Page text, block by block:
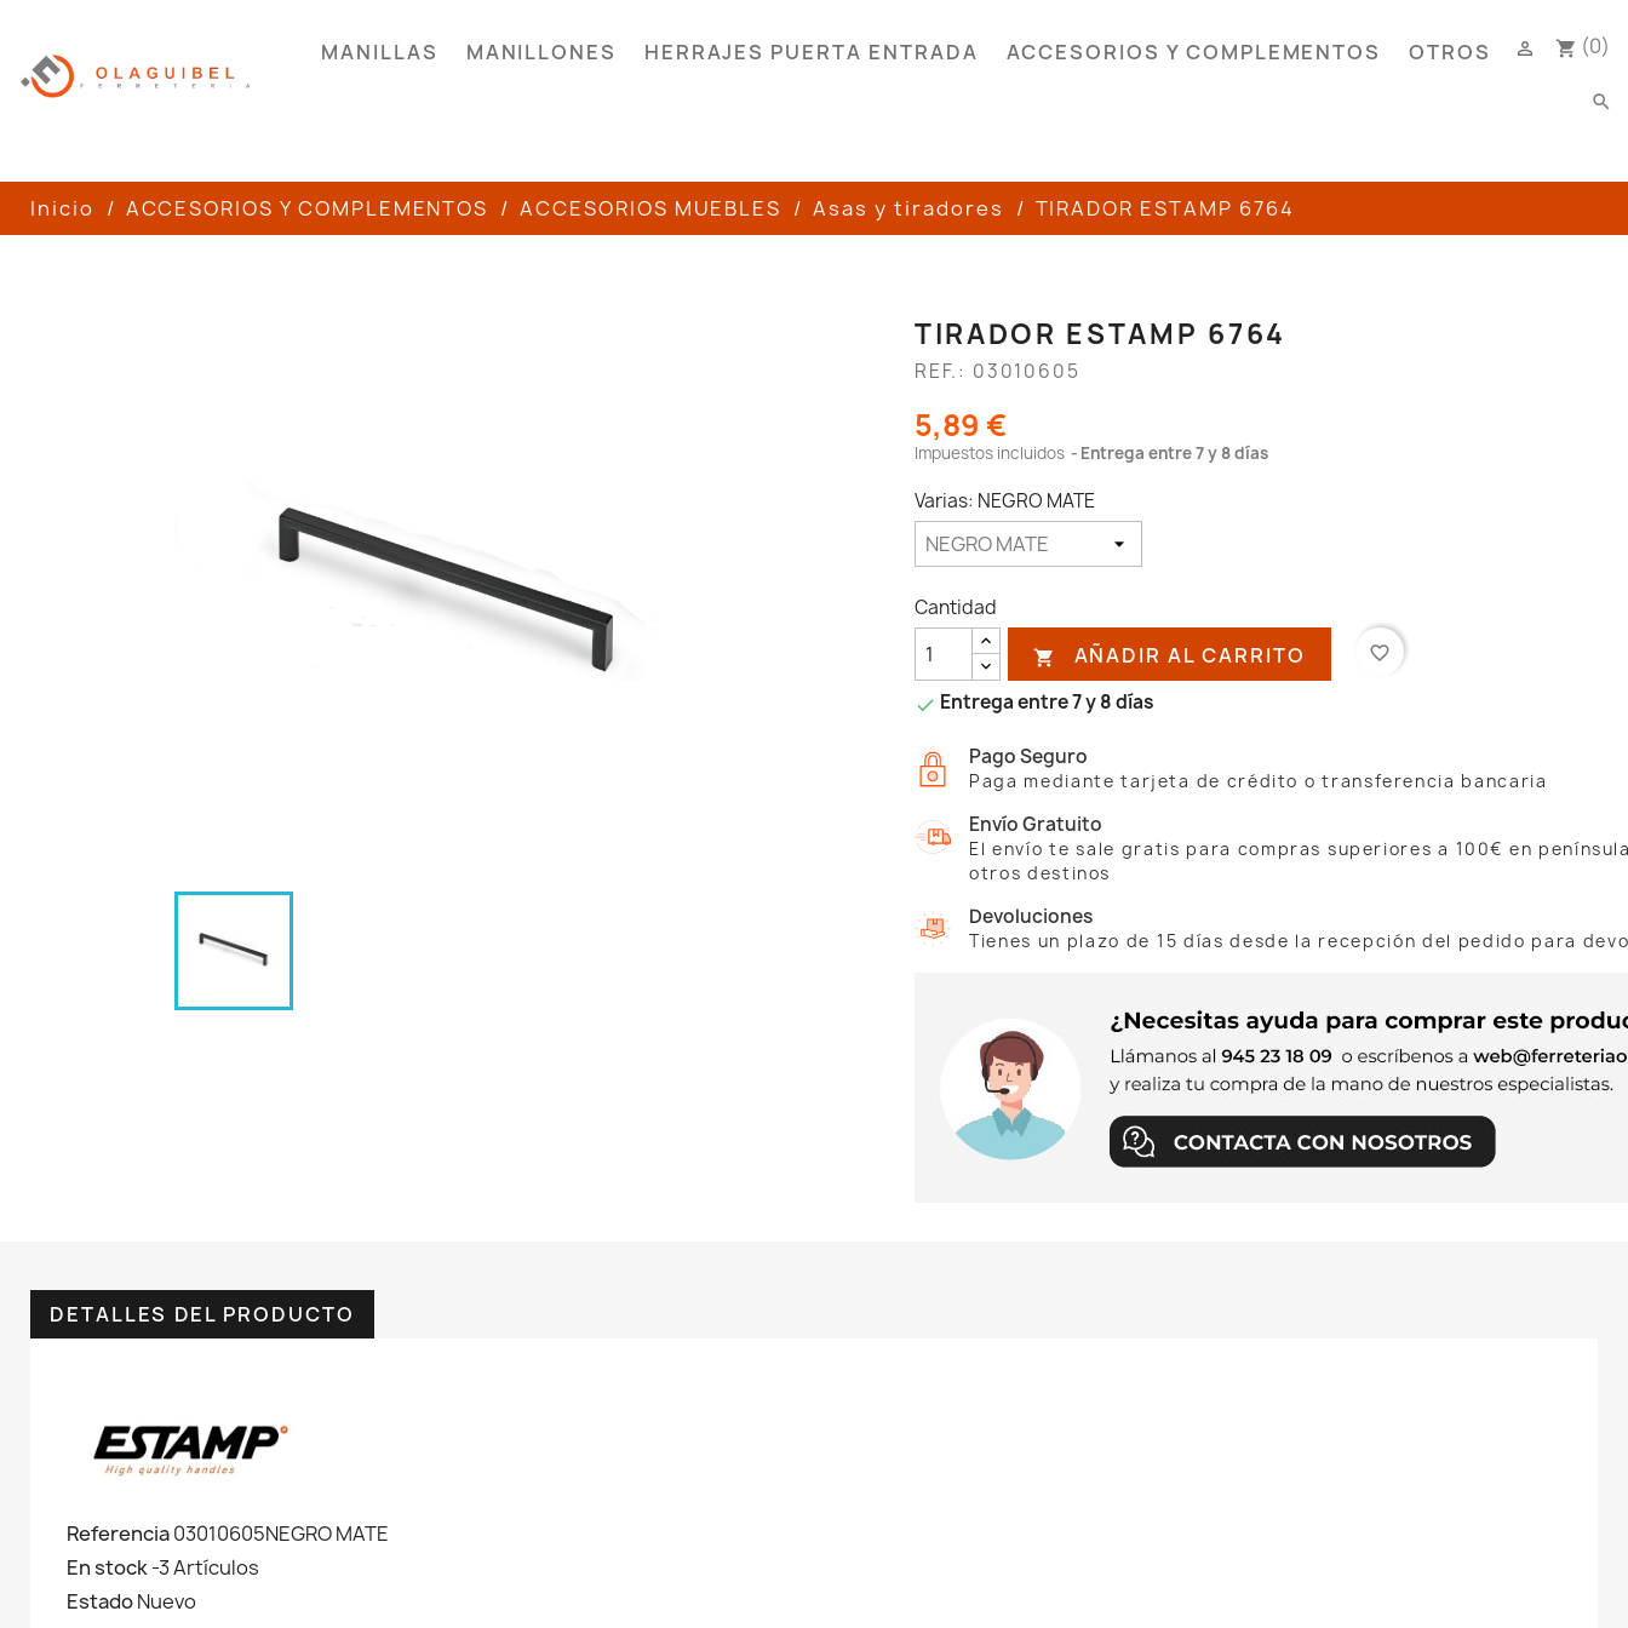
MANILLAS MANILLONES HERRAJES PUERTA ENTRADA ACCESORIOS Y COMPLEMENTOS OTROS shopping_cart (0)

search
Inicio ACCESORIOS Y COMPLEMENTOS ACCESORIOS MUEBLES Asas y tiradores TIRADOR ESTAMP 6764
TIRADOR ESTAMP 6764
REF.: 03010605
5,89 €
Impuestos incluidos Entrega entre 7 y 8 días
Varias: NEGRO MATE
Cantidad
 AÑADIR AL CARRITO favorite_border
 Entrega entre 7 y 8 días
Pago Seguro
Paga mediante tarjeta de crédito o transferencia bancaria
Envío Gratuito
El envío te sale gratis para compras superiores a 100€ en
otros destinos
Devoluciones
Tienes un plazo de 15 días desde la recepción del pedido para
DETALLES DEL PRODUCTO
Referencia03010605NEGRO MATE
En stock-3 Artículos
EstadoNuevo